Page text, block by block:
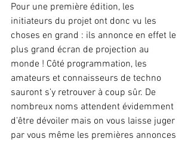
Pour une première édition, les
initiateurs du projet ont donc vu les
choses en grand : ils annonce en effet le
plus grand écran de projection au
monde ! Côté programmation, les
amateurs et connaisseurs de techno
sauront s’y retrouver à coup sûr. De
nombreux noms attendent évidemment
d’être dévoiler mais on vous laisse juger
par vous même les premières annonces